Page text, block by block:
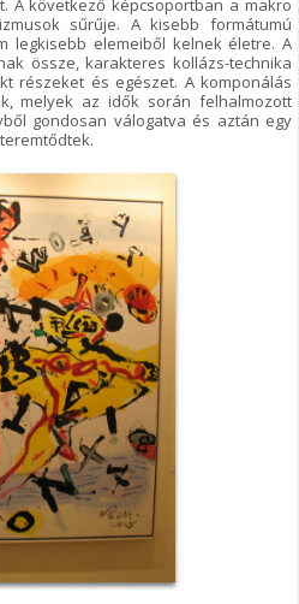
A következő képcsoportban a makro
sűrűje. A kisebb formátumú
legkisebb elemeiből kelnek életre. A
össze, karakteres kollázs-technika
részeket és egészet. A komponálás
melyek az idők során felhalmozott
gondosan válogatva és aztán egy